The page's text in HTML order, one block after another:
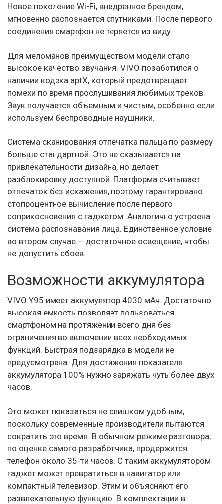
Новое поколение Wi-Fi, внедренное брендом,
мгновенно распознается спутниками. После первого
соединения смартфон не теряется из виду.
Для меломанов преимуществом модели стало
высокое качество звучания. VIVO позаботился о
наличии кодека aptX, который предотвращает
помехи по время прослушивания любимых треков.
Звук получается объемным и чистым, особенно если
используем беспроводные наушники.
Система сканирования отпечатка пальца по размеру
больше стандартной. Это не сказывается на
привлекательности дизайна, но делает
разблокировку доступной. Платформа считывает
отпечаток без искажения, поэтому гарантировано
стопроцентное вычисление после первого
соприкосновения с гаджетом. Аналогично устроена
система распознавания лица. Единственное условие
во втором случае – достаточное освещение, чтобы
не допустить сбоев.
Возможности аккумулятора
VIVO Y95 имеет аккумулятор 4030 мАч. Достаточно
высокая емкость позволяет пользоваться
смартфоном на протяжении всего дня без
ограничения во включении всех необходимых
функций. Быстрая подзарядка в модели не
предусмотрена. Для достижения показателя
аккумулятора 100% нужно заряжать чуть более двух
часов.
Это может показаться не слишком удобным,
поскольку современные производители пытаются
сократить это время. В обычном режиме разговора,
по оценке самого разработчика, продержится
телефон около 35-ти часов. С таким аккумулятором
гаджет может превратиться в навигатор или
компактный телевизор. Этим и объясняют его
развлекательную функцию. В комплектации в